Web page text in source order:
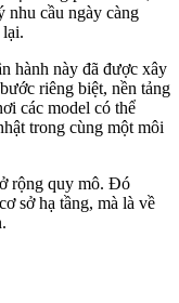
cầu ngày càng
hành này đã được xây
riêng biệt, nền tảng
các model có thể
trong cùng một môi
rộng quy mô. Đó
sở hạ tầng, mà là về